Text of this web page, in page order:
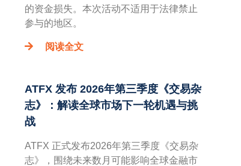
的资金损失。本次活动不适用于法律禁止
参与的地区。
阅读全文
ATFX 发布 2026年第三季度《交易杂
志》：解读全球市场下一轮机遇与挑
战
ATFX 正式发布2026年第三季度《交易杂
志》，围绕未来数月可能影响全球金融市